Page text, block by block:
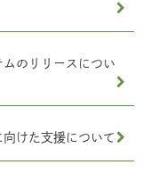
のリリースについ
けた支援について